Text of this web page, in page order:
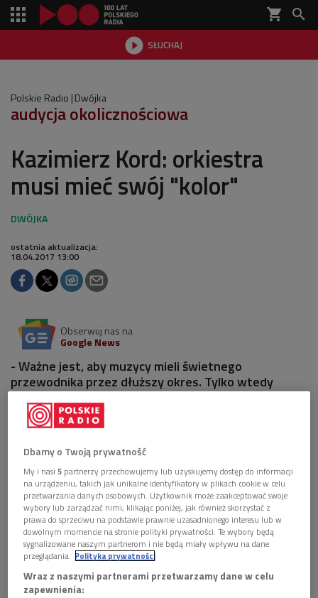
shopping_cart 
 SŁUCHAJ

Polskie Radio Dwójka
audycja okolicznościowa
Kazimierz Kord: orkiestra
musi mieć swój "kolor"
ostatnia aktualizacja:
18.04.2017 13:00
Obserwuj nas na
Google News
- Ważne jest, aby muzycy mieli świetnego
przewodnika przez dłuższy okres. Tylko wtedy
zespół będzie miał swój charakterystyczny styl
wykonawczy – powiedział w Dwójce Kazimierz Kord.
AUDIO 1 plik
 52'07 
Z Kazimierzem Kordem rozmawia Anna Skulska
(PR, 17.04.2017)
Dbamy o Twoją prywatność
My i nasi5 partnerzy przechowujemy lub uzyskujemy dostęp do informacji
na urządzeniu, takich jak unikalne identyfikatory w plikach cookie w celu
przetwarzania danych osobowych. Użytkownik może zaakceptować swoje
wybory lub zarządzać nimi, klikając poniżej, jak również skorzystać z
prawa do sprzeciwu na podstawie prawnie uzasadnionego interesu lub w
dowolnym momencie na stronie polityki prywatności. Te wybory będą
sygnalizowane naszym partnerom i nie będą miały wpływu na dane
przeglądania. Polityka prywatności
Wraz z naszymi partnerami przetwarzamy dane w celu
zapewnienia: